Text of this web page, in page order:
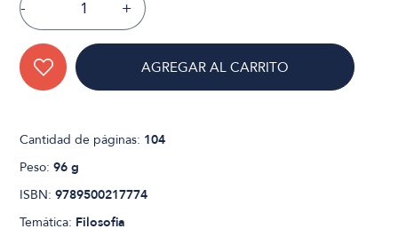
- +
AGREGAR AL CARRITO
Cantidad de páginas: 104
Peso:96 g
ISBN:9789500217774
Temática: Filosofia